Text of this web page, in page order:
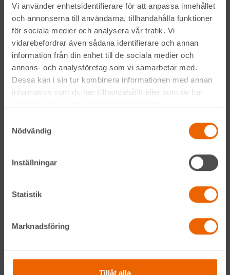
Vi använder enhetsidentifierare för att anpassa innehållet
och annonserna till användarna, tillhandahålla funktioner
för sociala medier och analysera vår trafik. Vi
vidarebefordrar även sådana identifierare och annan
information från din enhet till de sociala medier och
annons- och analysföretag som vi samarbetar med.
Dessa kan i sin tur kombinera informationen med annan
information som du har tillhandahållit eller som de har
Nödvändig
Inställningar
Statistik
Marknadsföring
Tillåt alla
Genom att anmäla mig till nyhetsbrevet godkänner jag
Hyreslandslagets integritetspolicy.
Alltid nära